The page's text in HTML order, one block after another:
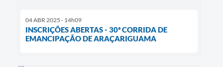
04 ABR 2025 - 14h09
INSCRIÇÕES ABERTAS - 30ª CORRIDA DE
EMANCIPAÇÃO DE ARAÇARIGUAMA